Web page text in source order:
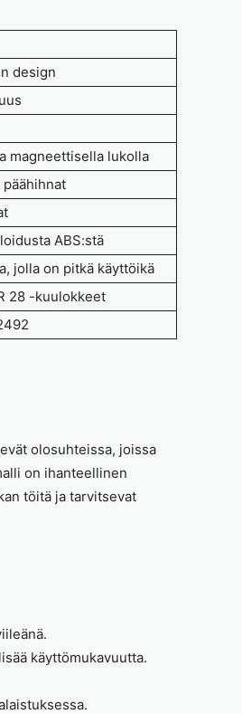
design
magneettisella lukolla
päähihnat
ABS:stä
jolla on pitkä käyttöikä
28 -kuulokkeet
olosuhteissa, joissa
on ihanteellinen
töitä ja tarvitsevat
käyttömukavuutta.